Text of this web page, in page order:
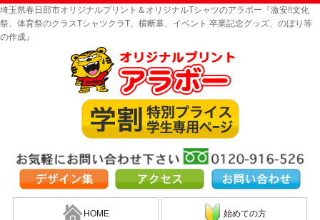
埼玉県春日部市オリジナルプリント＆オリジナルTシャツのアラボー『激安!!文化
祭、体育祭のクラスTシャツクラT、横断幕、イベント 卒業記念グッズ、のぼり等
の作成』
HOME 始めての方